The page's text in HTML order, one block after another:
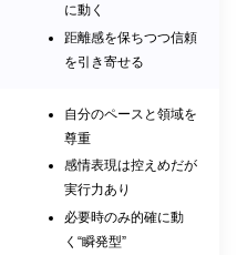
に動く
距離感を保ちつつ信頼
を引き寄せる
自分のペースと領域を
尊重
感情表現は控えめだが
実行力あり
必要時のみ的確に動
く“瞬発型”